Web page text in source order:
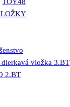
TOY48
vložka 3.BT
2.BT